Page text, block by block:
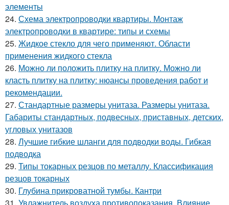
элементы
24. Схема электропроводки квартиры. Монтаж
электропроводки в квартире: типы и схемы
25. Жидкое стекло для чего применяют. Области
применения жидкого стекла
26. Можно ли положить плитку на плитку. Можно ли
класть плитку на плитку: нюансы проведения работ и
рекомендации.
27. Стандартные размеры унитаза. Размеры унитаза.
Габариты стандартных, подвесных, приставных, детских,
угловых унитазов
28. Лучшие гибкие шланги для подводки воды. Гибкая
подводка
29. Типы токарных резцов по металлу. Классификация
резцов токарных
30. Глубина прикроватной тумбы. Кантри